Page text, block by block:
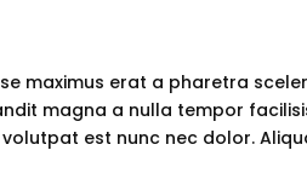
maximus erat a pharetra
magna a nulla tempor
est nunc nec dolor.